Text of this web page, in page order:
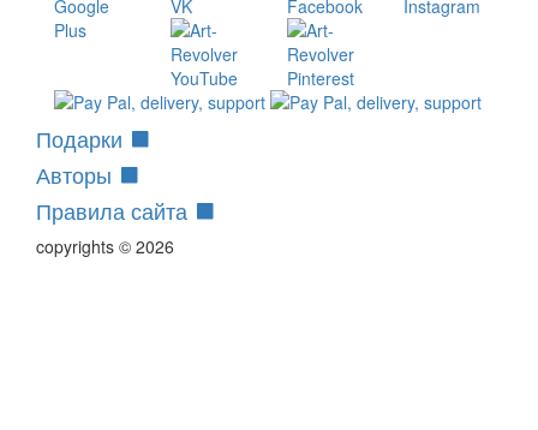
Подарки
Авторы
Правила сайта
copyrights © 2026